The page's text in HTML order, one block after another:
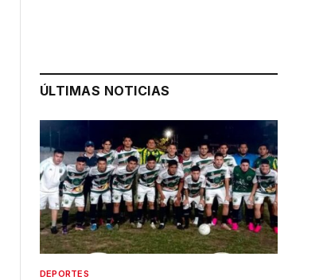
ÚLTIMAS NOTICIAS
DEPORTES